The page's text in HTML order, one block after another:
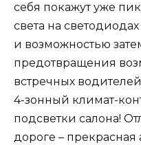
себя покажут уже
света на
и возможностью
предотвращения
встречных
4-зонный климат-
подсветки салона!
дороге – прекрасная